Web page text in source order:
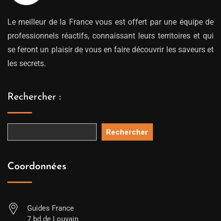
Le meilleur de la France vous est offert par une équipe de
professionnels réactifs, connaissant leurs territoires et qui
se feront un plaisir de vous en faire découvrir les saveurs et
les secrets.
Rechercher :
Rechercher
Coordonnées
Guides France
7 bd de Louvain